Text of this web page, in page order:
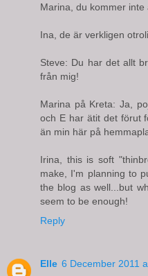
Marina, du kommer inte
Ina, de är verkligen
Steve: Du har det allt
från mig!
Marina på Kreta: Ja,
och E har ätit det förut
än min här på
Irina, this is soft
make, I'm planning to
the blog as well...but
seem to be enough!
Reply
Elle 6 December 2011